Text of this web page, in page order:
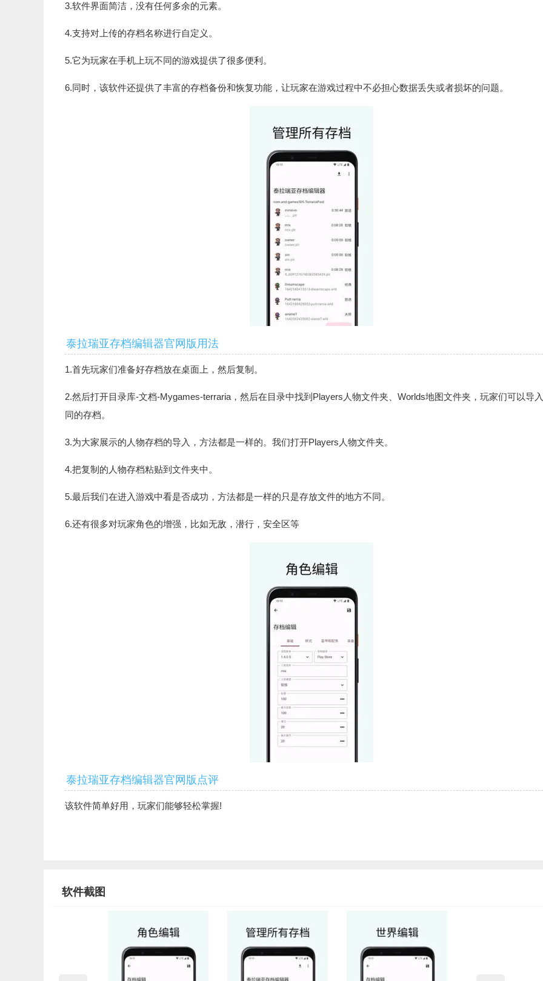
3.软件界面简洁，没有任何多余的元素。
4.支持对上传的存档名称进行自定义。
5.它为玩家在手机上玩不同的游戏提供了很多便利。
6.同时，该软件还提供了丰富的存档备份和恢复功能，让玩家在游戏过程中不必担心数据丢失或者损坏的问题。
泰拉瑞亚存档编辑器官网版用法
1.首先玩家们准备好存档放在桌面上，然后复制。
2.然后打开目录库-文档-Mygames-terraria，然后在目录中找到Players人物文件夹、Worlds地图文件夹，玩家们可以导
同的存档。
3.为大家展示的人物存档的导入，方法都是一样的。我们打开Players人物文件夹。
4.把复制的人物存档粘贴到文件夹中。
5.最后我们在进入游戏中看是否成功，方法都是一样的只是存放文件的地方不同。
6.还有很多对玩家角色的增强，比如无敌，潜行，安全区等
泰拉瑞亚存档编辑器官网版点评
该软件简单好用，玩家们能够轻松掌握!
软件截图